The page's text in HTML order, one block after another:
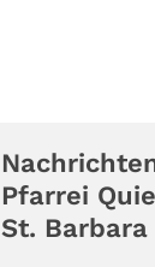
Pfarrei
St. Barbara